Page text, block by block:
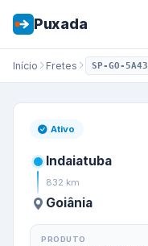
Puxada
Início Fretes SP-GO-5A43
Frete de
Ativo
Indaiatuba
832 km
Goiânia
PRODUTO